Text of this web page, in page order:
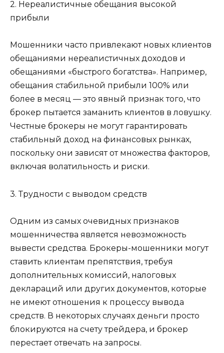
2. Нереалистичные обещания высокой
прибыли
Мошенники часто привлекают новых клиентов
обещаниями нереалистичных доходов и
обещаниями «быстрого богатства». Например,
обещания стабильной прибыли 100% или
более в месяц — это явный признак того, что
брокер пытается заманить клиентов в ловушку.
Честные брокеры не могут гарантировать
стабильный доход на финансовых рынках,
поскольку они зависят от множества факторов,
включая волатильность и риски.
3. Трудности с выводом средств
Одним из самых очевидных признаков
мошенничества является невозможность
вывести средства. Брокеры-мошенники могут
ставить клиентам препятствия, требуя
дополнительных комиссий, налоговых
деклараций или других документов, которые
не имеют отношения к процессу вывода
средств. В некоторых случаях деньги просто
блокируются на счету трейдера, и брокер
перестает отвечать на запросы.